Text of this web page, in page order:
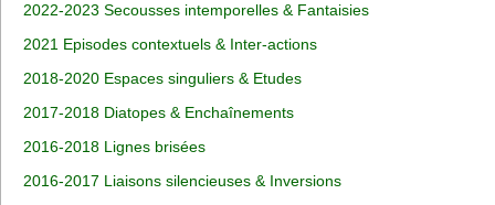
2022-2023 Secousses intemporelles & Fantaisies
2021 Episodes contextuels & Inter-actions
2018-2020 Espaces singuliers & Etudes
2017-2018 Diatopes & Enchaînements
2016-2018 Lignes brisées
2016-2017 Liaisons silencieuses & Inversions